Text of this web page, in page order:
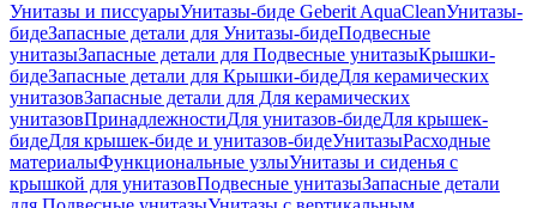
Унитазы и писсуарыУнитазы-биде Geberit AquaCleanУнитазы-
бидеЗапасные детали для Унитазы-бидеПодвесные
унитазыЗапасные детали для Подвесные унитазыКрышки-
бидеЗапасные детали для Крышки-бидеДля керамических
унитазовЗапасные детали для Для керамических
унитазовПринадлежностиДля унитазов-бидеДля крышек-
бидеДля крышек-биде и унитазов-бидеУнитазыРасходные
материалыФункциональные узлыУнитазы и сиденья с
крышкой для унитазовПодвесные унитазыЗапасные детали